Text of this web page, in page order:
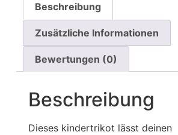
Beschreibung
Zusätzliche Informationen
Bewertungen (0)
Beschreibung
Dieses kindertrikot lässt deinen